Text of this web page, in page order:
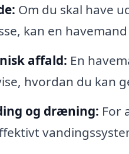
Om du skal have
kan en
affald: En
hvordan du kan
og dræning: For